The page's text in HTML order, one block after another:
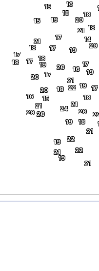
18
15
17
18
20
19
18
16
18
21
19
22
21
22
17
18
16
20
19
15
19
21
22
18
21
19
15
21
17
18
21
20
18
18
19
17
17
17
20
19
19
20
20
20
21
21
16
20
14
24
17